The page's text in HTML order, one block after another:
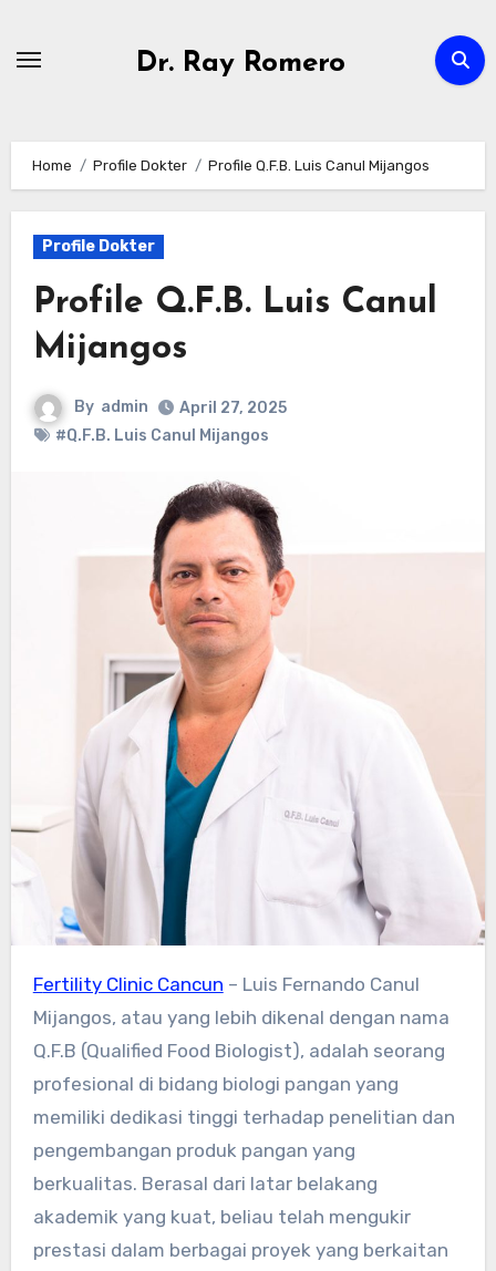
Dr. Ray Romero
Home Profile Dokter Profile Q.F.B. Luis Canul Mijangos
Profile Dokter
Profile Q.F.B. Luis Canul
Mijangos
By admin
April 27, 2025
#Q.F.B. Luis Canul Mijangos
Fertility Clinic Cancun – Luis Fernando Canul
Mijangos, atau yang lebih dikenal dengan nama
Q.F.B (Qualified Food Biologist), adalah seorang
profesional di bidang biologi pangan yang
memiliki dedikasi tinggi terhadap penelitian dan
pengembangan produk pangan yang
berkualitas. Berasal dari latar belakang
akademik yang kuat, beliau telah mengukir
prestasi dalam berbagai proyek yang berkaitan